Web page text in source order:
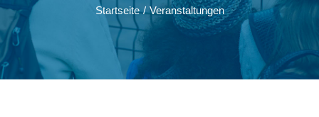
Startseite / Veranstaltungen